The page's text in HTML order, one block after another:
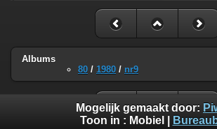
Albums
80 / 1980 / nr9
Mogelijk gemaakt door:
Toon in : Mobiel